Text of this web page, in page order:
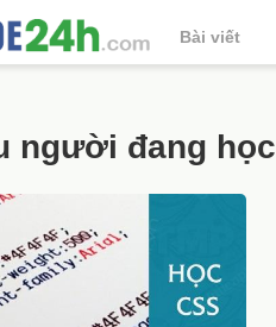
Bài viết
người đang học